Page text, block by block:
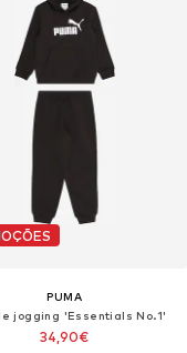
PUMA
jogging 'Essentials No.1'
34,90€